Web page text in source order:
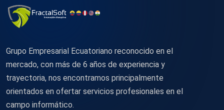
Grupo Empresarial Ecuatoriano reconocido en el
mercado, con más de 6 años de experiencia y
trayectoria, nos encontramos principalmente
orientados en ofertar servicios profesionales en el
campo informático.